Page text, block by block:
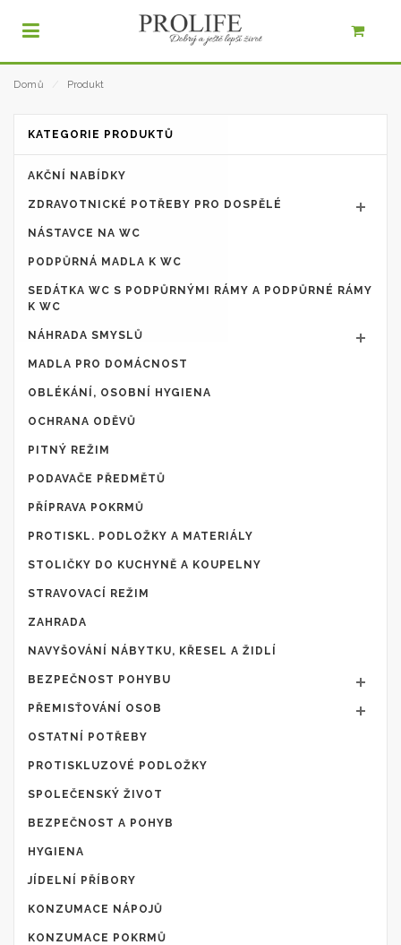
Domů Produkt
KATEGORIE PRODUKTŮ
AKČNÍ NABÍDKY
ZDRAVOTNICKÉ POTŘEBY PRO DOSPĚLÉ
NÁSTAVCE NA WC
PODPŮRNÁ MADLA K WC
SEDÁTKA WC S PODPŮRNÝMI RÁMY A PODPŮRNÉ RÁMY
K WC
NÁHRADA SMYSLŮ
MADLA PRO DOMÁCNOST
OBLÉKÁNÍ, OSOBNÍ HYGIENA
OCHRANA ODĚVŮ
PITNÝ REŽIM
PODAVAČE PŘEDMĚTŮ
PŘÍPRAVA POKRMŮ
PROTISKL. PODLOŽKY A MATERIÁLY
STOLIČKY DO KUCHYNĚ A KOUPELNY
STRAVOVACÍ REŽIM
ZAHRADA
NAVYŠOVÁNÍ NÁBYTKU, KŘESEL A ŽIDLÍ
BEZPEČNOST POHYBU
PŘEMISŤOVÁNÍ OSOB
OSTATNÍ POTŘEBY
PROTISKLUZOVÉ PODLOŽKY
SPOLEČENSKÝ ŽIVOT
BEZPEČNOST A POHYB
HYGIENA
JÍDELNÍ PŘÍBORY
KONZUMACE NÁPOJŮ
KONZUMACE POKRMŮ